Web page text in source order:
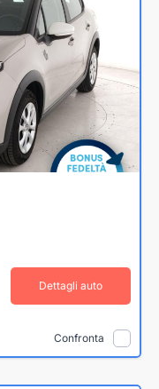
Dettagli auto
Confronta